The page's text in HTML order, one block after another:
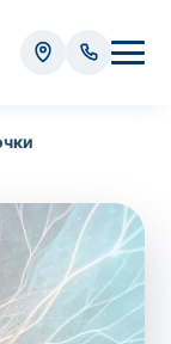
(кроме